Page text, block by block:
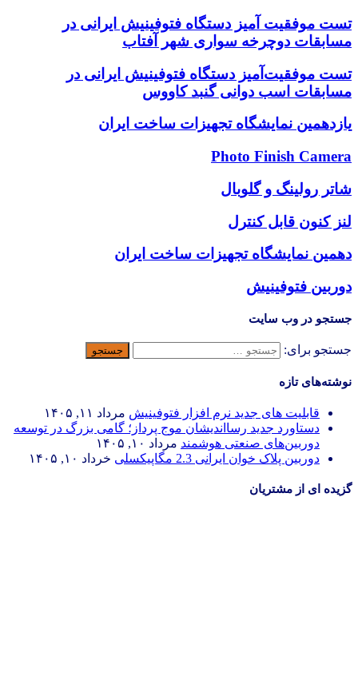
تست موفقیت آمیز دستگاه فتوفینیش ایرانی در
مسابقات دوچرخه سواری شهر آفتاب
تست موفقیت‌آمیز دستگاه فتوفینیش ایرانی در
مسابقات اسب دوانی گنبد کاووس
یازدهمین نمایشگاه تجهیزات ساخت ایران
Photo Finish Camera
شاتر رولینگ و گلوبال
لنز کنون قابل کنترل
دهمین نمایشگاه تجهیزات ساخت ایران
دوربین فتوفینیش
جستجو در وب سایت
جستجو برای:
نوشته‌های تازه
قابلیت های جدید نرم افزار فتوفینیش مرداد ۱۱, ۱۴۰۵
دستاورد جدید رسااندیشان موج پرداز؛ گامی بزرگ در توسعه
دوربین‌های صنعتی هوشمند مرداد ۱۰, ۱۴۰۵
دوربین پلاک خوان ایرانی 2.3 مگاپیکسلی
خرداد ۱۰, ۱۴۰۵
گزیده ای از مشتریان